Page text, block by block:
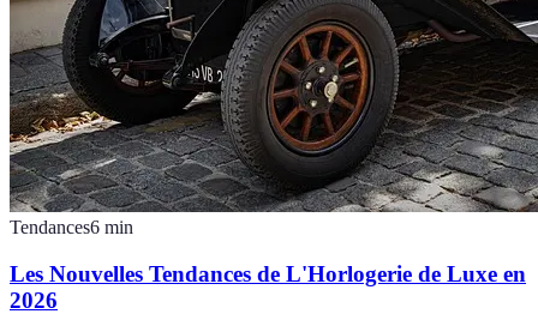
Tendances6 min
Les Nouvelles Tendances de L'Horlogerie de Luxe en
2026